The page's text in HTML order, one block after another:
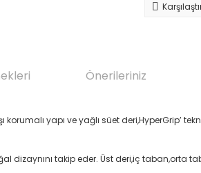
Önerileriniz
yapı ve yağlı süet deri,HyperGrip’
dizaynını takip eder. Üst deri,iç